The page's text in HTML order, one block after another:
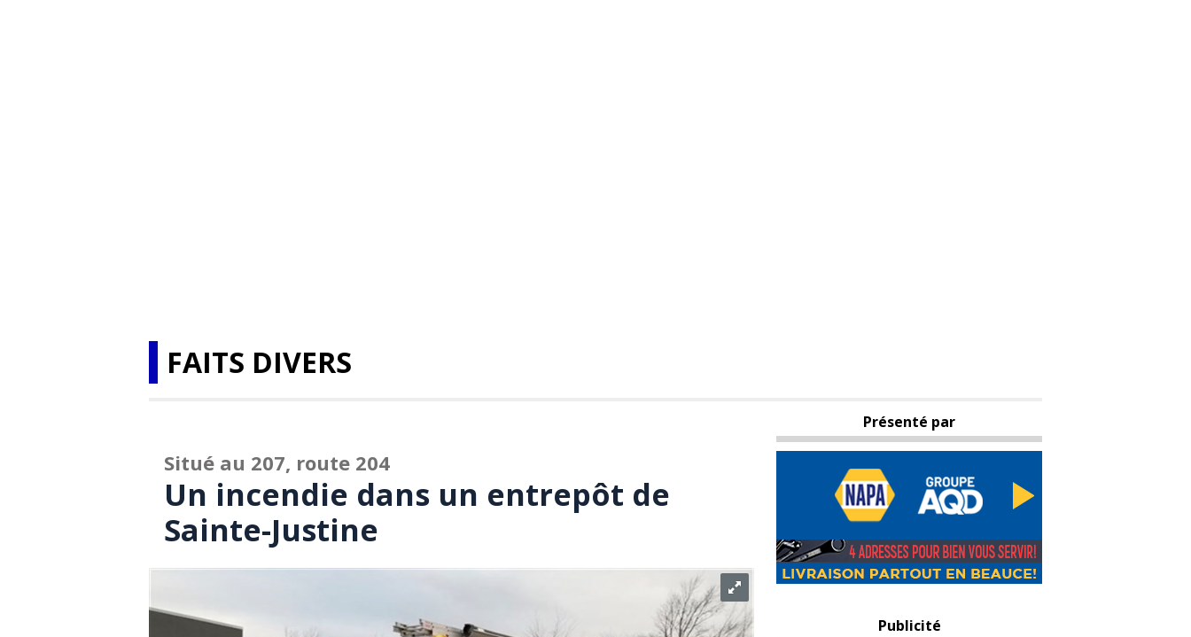
FAITS DIVERS
Situé au 207, route 204
Un incendie dans un entrepôt de
Sainte-Justine
Présenté par
Publicité